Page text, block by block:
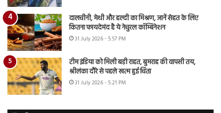
दालचीनी, मेथी और हल्दी का मिश्रण, जानें सेहत के लिए
कितना फायदेमंद है ये नेचुरल कॉम्बिनेशन
31 July 2026 - 5:57 PM
टीम इंडिया को मिली बड़ी राहत, बुमराह की वापसी तय,
श्रीलंका दौरे से पहले खत्म हुई चिंता
31 July 2026 - 5:21 PM